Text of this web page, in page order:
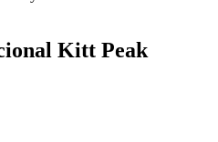
Kitt Peak